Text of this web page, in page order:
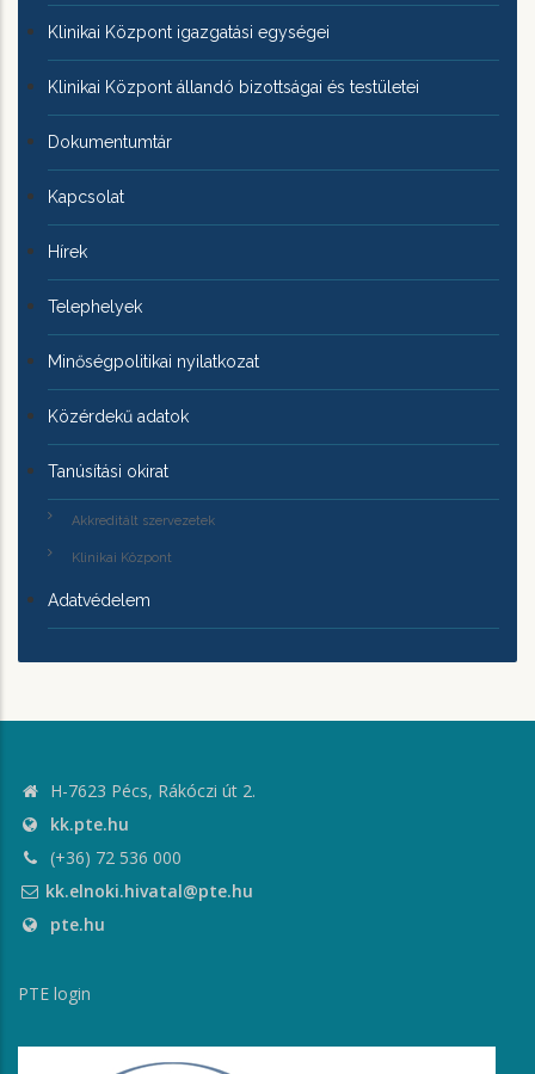
Klinikai Központ igazgatási egységei
Klinikai Központ állandó bizottságai és testületei
Dokumentumtár
Kapcsolat
Hírek
Telephelyek
Minőségpolitikai nyilatkozat
Közérdekű adatok
Tanúsítási okirat
Akkreditált szervezetek
Klinikai Központ
Adatvédelem
H-7623 Pécs, Rákóczi út 2.
kk.pte.hu
(+36) 72 536 000
kk.elnoki.hivatal@pte.hu
pte.hu
PTE login